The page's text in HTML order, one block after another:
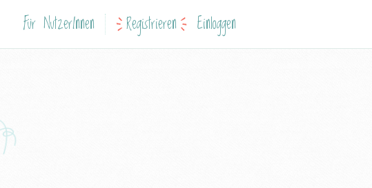
Für NutzerInnen Registrieren Einloggen